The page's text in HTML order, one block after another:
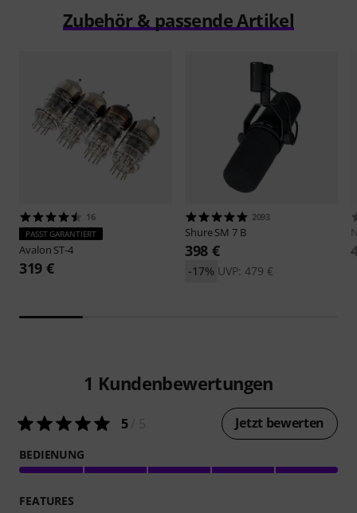
Zubehör & passende Artikel
16
PASST GARANTIERT
Avalon ST-4
319 €
2093
ShureSM 7 B
398 €
UVP: 479 €
-17%
1 Kundenbewertungen
5/ 5 Jetzt bewerten
BEDIENUNG
FEATURES